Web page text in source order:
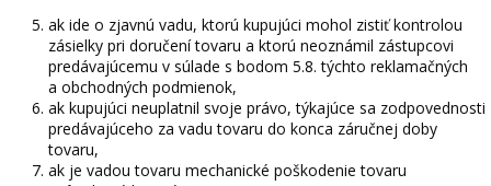
ak ide o zjavnú vadu, ktorú kupujúci mohol zistiť kontrolou
zásielky pri doručení tovaru a ktorú neoznámil zástupcovi
predávajúcemu v súlade s bodom 5.8. týchto reklamačných
a obchodných podmienok,
ak kupujúci neuplatnil svoje právo, týkajúce sa zodpovednosti
predávajúceho za vadu tovaru do konca záručnej doby
tovaru,
ak je vadou tovaru mechanické poškodenie tovaru